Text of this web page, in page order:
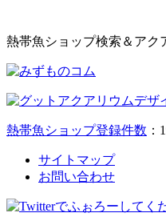
熱帯魚ショップ検索＆アク
熱帯魚ショップ登録件数 ：
サイトマップ
お問い合わせ